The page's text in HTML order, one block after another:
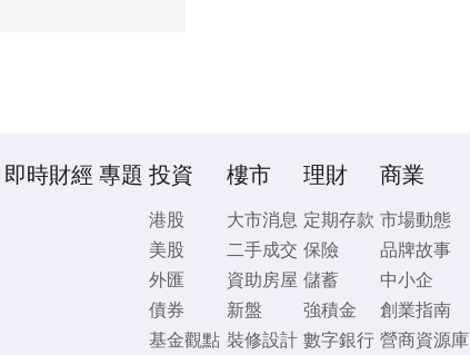
即時財經 專題 投資
港股
美股
外匯
債券
基金觀點
樓市
大市消息
二手成交
資助房屋
新盤
裝修設計
理財
定期存款
保險
儲蓄
強積金
數字銀行
商業
市場動態
品牌故事
中小企
創業指南
營商資源庫